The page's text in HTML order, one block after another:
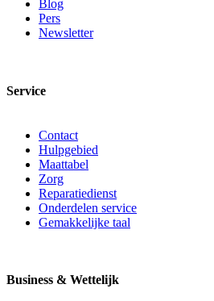
Blog
Pers
Newsletter
Service
Contact
Hulpgebied
Maattabel
Zorg
Reparatiedienst
Onderdelen service
Gemakkelijke taal
Business & Wettelijk